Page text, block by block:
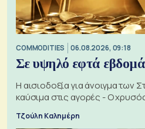
COMMODITIES 06.08.2026, 09:18
Σε υψηλό εφτά
Η αισιοδοξία για άνοιγμα των
καύσιμα στις αγορές - Ο
Τζούλη Καλημέρη